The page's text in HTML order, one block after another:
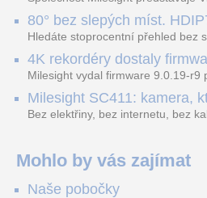
dopravních přestupků. Tento
sofistikovanými algoritmy umělé
tak, aby poskytoval komplexní
dopravních předpisů, zvyšoval
optimalizoval plynulost dopravy v
80° bez slepých míst.
streamuje na YouTube –
Hledáte stoprocentní přehled bez
panoramatická kamera
4MP senzorů SONY do jednoho
zkreslení. K tomu přidává AI
YouTube – bez běžícího počítače.
4K rekordéry dostaly
které musíte vědět.
Milesight vydal firmware 9.0.19-r9
které vám zjednoduší práci – a
spoustu zbytečných výjezdů k
Milesight SC411: kamera,
kabel nedosáhne
Bez elektřiny, bez internetu, bez
váš telefon. Podívejte se na video.
Mohlo by vás zajímat
Naše pobočky